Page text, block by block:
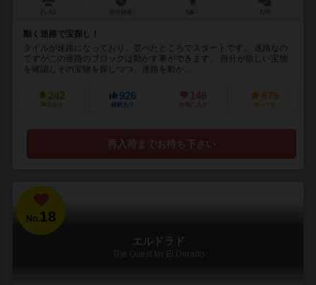
動く迷路で宝探し！
タイルが迷路になっており、並べたところでスタートです。 迷路なの
ですがこの迷路のブロックは動かす事ができます。 自分が欲しい宝物
を確認しその宝物を探しつつ、迷路を動か...
242
興味あり
926
経験あり
148
お気に入り
679
持ってる
再入荷までお待ち下さい
No.18
エルドラド
The Quest for El Dorado